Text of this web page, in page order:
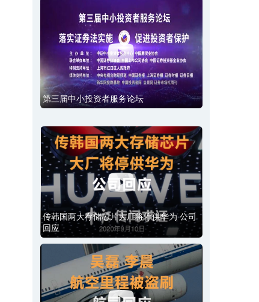
第三届中小投资者服务论坛
传韩国两大存储芯片大厂将停供华为 公司
回应